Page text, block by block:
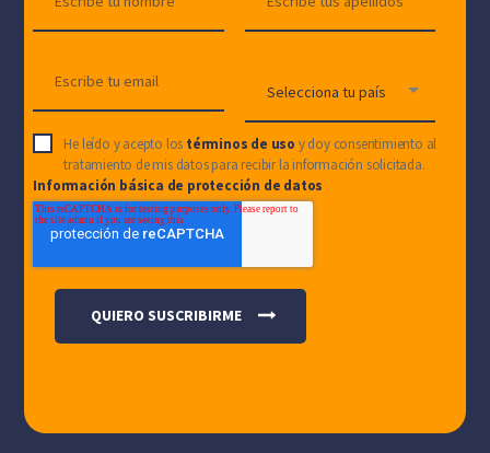
He leído y acepto los términos de uso y doy consentimiento al
tratamiento de mis datos para recibir la información solicitada.
Información básica de protección de datos